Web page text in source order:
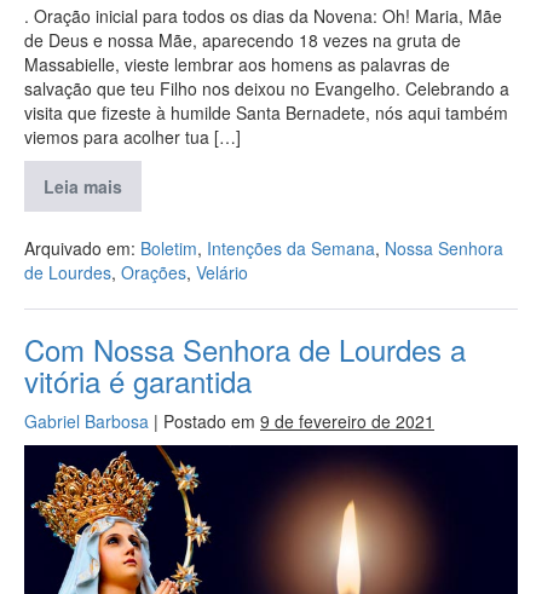
. Oração inicial para todos os dias da Novena: Oh! Maria, Mãe
de Deus e nossa Mãe, aparecendo 18 vezes na gruta de
Massabielle, vieste lembrar aos homens as palavras de
salvação que teu Filho nos deixou no Evangelho. Celebrando a
visita que fizeste à humilde Santa Bernadete, nós aqui também
viemos para acolher tua […]
Leia mais
Arquivado em: Boletim, Intenções da Semana, Nossa Senhora
de Lourdes, Orações, Velário
Com Nossa Senhora de Lourdes a
vitória é garantida
Gabriel Barbosa | Postado em 9 de fevereiro de 2021